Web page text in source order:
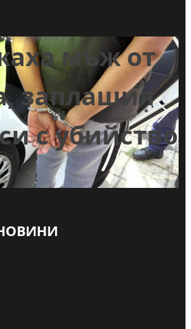
на
и миенето
с питейна
Годеч